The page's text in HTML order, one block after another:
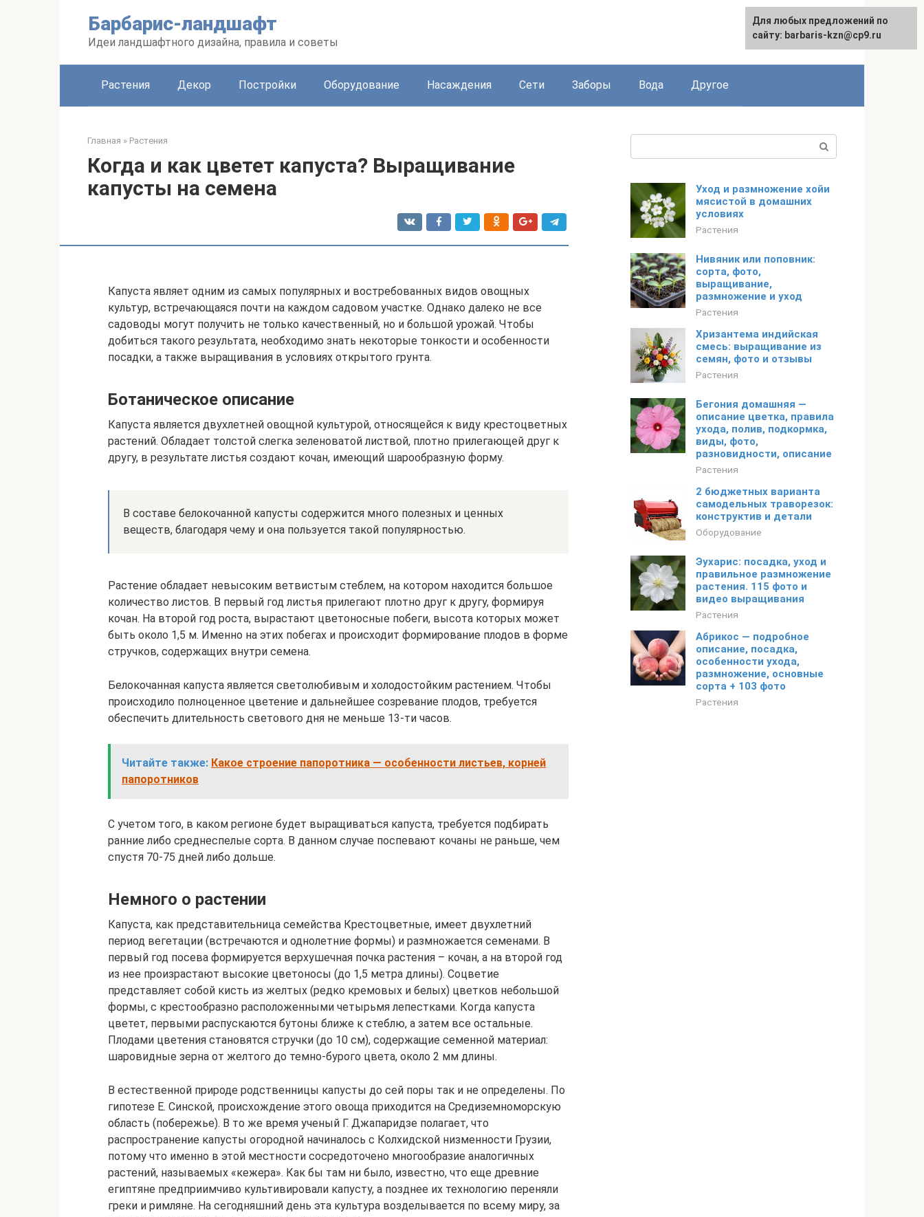
Барбарис-ландшафт
Идеи ландшафтного дизайна, правила и советы
Растения Декор Постройки Оборудование Насаждения Сети Заборы Вода Другое
Главная » Растения
Когда и как цветет капуста? Выращивание
капусты на семена
Капуста являет одним из самых популярных и востребованных видов овощных
культур, встречающаяся почти на каждом садовом участке. Однако далеко не все
садоводы могут получить не только качественный, но и большой урожай. Чтобы
добиться такого результата, необходимо знать некоторые тонкости и особенности
посадки, а также выращивания в условиях открытого грунта.
Ботаническое описание
Капуста является двухлетней овощной культурой, относящейся к виду крестоцветных
растений. Обладает толстой слегка зеленоватой листвой, плотно прилегающей друг к
другу, в результате листья создают кочан, имеющий шарообразную форму.
В составе белокочанной капусты содержится много полезных и ценных
веществ, благодаря чему и она пользуется такой популярностью.
Растение обладает невысоким ветвистым стеблем, на котором находится большое
количество листов. В первый год листья прилегают плотно друг к другу, формируя
кочан. На второй год роста, вырастают цветоносные побеги, высота которых может
быть около 1,5 м. Именно на этих побегах и происходит формирование плодов в форме
стручков, содержащих внутри семена.
Белокочанная капуста является светолюбивым и холодостойким растением. Чтобы
происходило полноценное цветение и дальнейшее созревание плодов, требуется
обеспечить длительность светового дня не меньше 13-ти часов.
Читайте также: Какое строение папоротника — особенности листьев, корней
папоротников
С учетом того, в каком регионе будет выращиваться капуста, требуется подбирать
ранние либо среднеспелые сорта. В данном случае поспевают кочаны не раньше, чем
спустя 70-75 дней либо дольше.
Немного о растении
Капуста, как представительница семейства Крестоцветные, имеет двухлетний
период вегетации (встречаются и однолетние формы) и размножается семенами. В
первый год посева формируется верхушечная почка растения – кочан, а на второй год
из нее произрастают высокие цветоносы (до 1,5 метра длины). Соцветие
представляет собой кисть из желтых (редко кремовых и белых) цветков небольшой
формы, с крестообразно расположенными четырьмя лепестками. Когда капуста
цветет, первыми распускаются бутоны ближе к стеблю, а затем все остальные.
Плодами цветения становятся стручки (до 10 см), содержащие семенной материал:
шаровидные зерна от желтого до темно-бурого цвета, около 2 мм длины.
В естественной природе родственницы капусты до сей поры так и не определены. По
гипотезе Е. Синской, происхождение этого овоща приходится на Средиземноморскую
область (побережье). В то же время ученый Г. Джапаридзе полагает, что
распространение капусты огородной начиналось с Колхидской низменности Грузии,
потому что именно в этой местности сосредоточено многообразие аналогичных
растений, называемых «кежера». Как бы там ни было, известно, что еще древние
египтяне предприимчиво культивировали капусту, а позднее их технологию переняли
греки и римляне. На сегодняшний день эта культура возделывается по всему миру, за
Уход и размножение хойи
мясистой в домашних
условиях
Растения
Нивяник или поповник:
сорта, фото,
выращивание,
размножение и уход
Растения
Хризантема индийская
смесь: выращивание из
семян, фото и отзывы
Растения
Бегония домашняя —
описание цветка, правила
ухода, полив, подкормка,
виды, фото,
разновидности, описание
Растения
2 бюджетных варианта
самодельных траворезок:
конструктив и детали
Оборудование
Эухарис: посадка, уход и
правильное размножение
растения. 115 фото и
видео выращивания
Растения
Абрикос — подробное
описание, посадка,
особенности ухода,
размножение, основные
сорта + 103 фото
Растения
Для любых предложений по
сайту: barbaris-kzn@cp9.ru